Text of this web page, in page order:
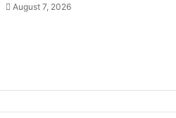
August 7, 2026